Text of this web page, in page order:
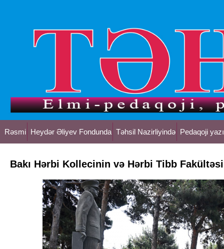
Rəsmi Heydər Əliyev Fondunda Təhsil Nazirliyində Pedaqoji
Bakı Hərbi Kollecinin və Hərbi Tibb